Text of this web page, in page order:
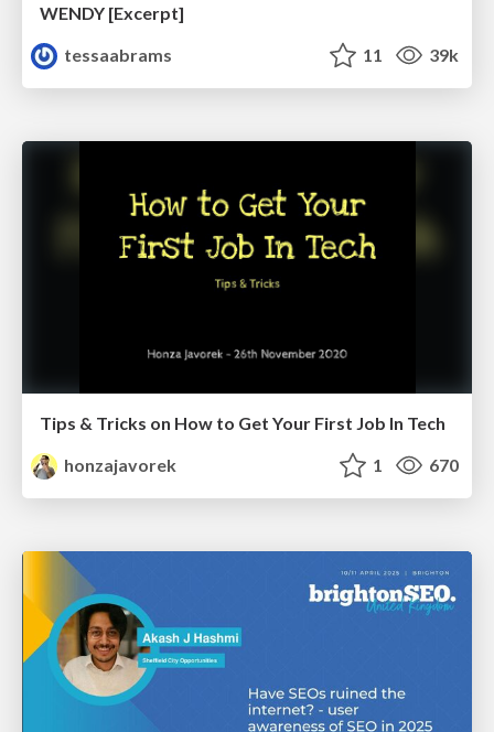
WENDY [Excerpt]
tessaabrams
11 39k
Tips & Tricks on How to Get Your First Job In Tech
honzajavorek
1 670